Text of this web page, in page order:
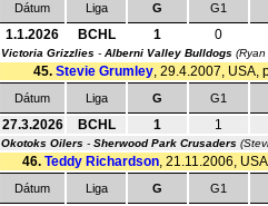
Dátum Liga G G1
1.1.2026 BCHL 1 0
Victoria Grizzlies - Alberni Valley Bulldogs
45. Stevie Grumley, 29.4.2007, USA,
Dátum Liga G G1
27.3.2026 BCHL 1 1
Okotoks Oilers - Sherwood Park Crusaders
46. Teddy Richardson, 21.11.2006,
Dátum Liga G G1